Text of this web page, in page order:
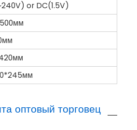
or DC(1.5V)
оптовый торговец